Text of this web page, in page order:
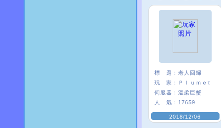
標 題： 老人回歸
玩 家：
Ｐｌｕｍｅτ
伺服器： 溫柔巨蟹
人 氣： 17659
2018/12/06